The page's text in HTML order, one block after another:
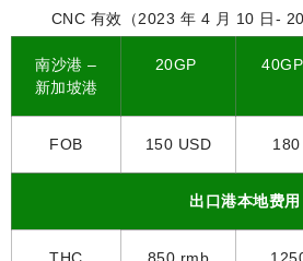
CNC 有效（2023 年 4 月 10 日-
南沙港 –
新加坡港
20GP
FOB 150 USD
出口港本地费用